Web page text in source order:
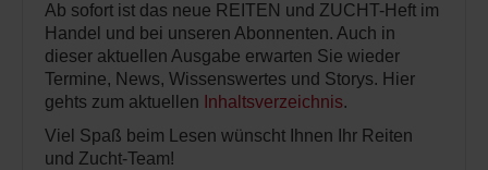
Ab sofort ist das neue REITEN und ZUCHT-Heft im
Handel und bei unseren Abonnenten. Auch in
dieser aktuellen Ausgabe erwarten Sie wieder
Termine, News, Wissenswertes und Storys. Hier
gehts zum aktuellen Inhaltsverzeichnis.
Viel Spaß beim Lesen wünscht Ihnen Ihr Reiten
und Zucht-Team!